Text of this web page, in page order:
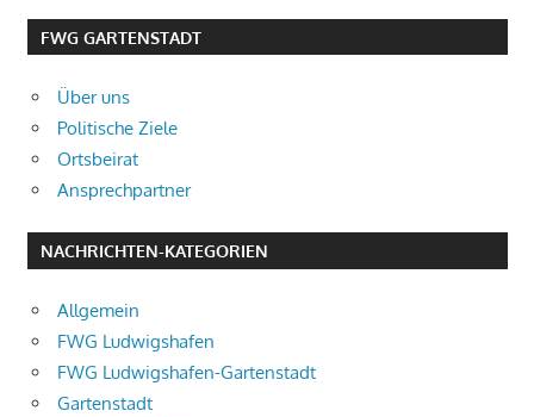
FWG GARTENSTADT
Über uns
Politische Ziele
Ortsbeirat
Ansprechpartner
NACHRICHTEN-KATEGORIEN
Allgemein
FWG Ludwigshafen
FWG Ludwigshafen-Gartenstadt
Gartenstadt